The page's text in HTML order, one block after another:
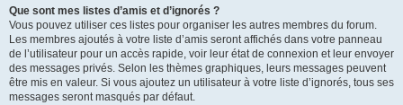
Que sont mes listes d’amis et d’ignorés ?
Vous pouvez utiliser ces listes pour organiser les autres membres du forum.
Les membres ajoutés à votre liste d’amis seront affichés dans votre panneau
de l’utilisateur pour un accès rapide, voir leur état de connexion et leur envoyer
des messages privés. Selon les thèmes graphiques, leurs messages peuvent
être mis en valeur. Si vous ajoutez un utilisateur à votre liste d’ignorés, tous ses
messages seront masqués par défaut.